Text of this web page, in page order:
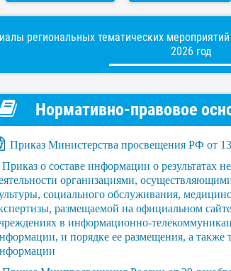
региональных тематических
2026 год
Нормативно-правовое
Приказ Министерства просвещения РФ от
Приказ о составе информации о результатах
организациями,
социального обслуживания,
размещаемой на официальном
в информационно-
и порядке ее размещения, а также